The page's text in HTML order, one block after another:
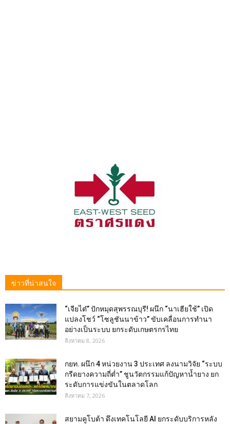
ข่าวที่น่าสนใจ
“เจียไต๋” ปักหมุดสุพรรณบุรี! ผนึก “นาเฮียใช้” เปิด
แปลงโชว์ “โซลูชันนาข้าว” ขับเคลื่อนการทำนา
อย่างเป็นระบบ ยกระดับเกษตรกรไทย
สิงหาคม 8, 2026
กยท. ผนึก 4 หน่วยงาน 3 ประเทศ ลงนามวิจัย “ระบบ
กรีดยางความถี่ต่ำ” ชูนวัตกรรมแก้ปัญหาน้ำยาง ยก
ระดับการแข่งขันในตลาดโลก
สิงหาคม 7, 2026
สยามคูโบต้า ดึงเทคโนโลยี AI ยกระดับบริการหลัง